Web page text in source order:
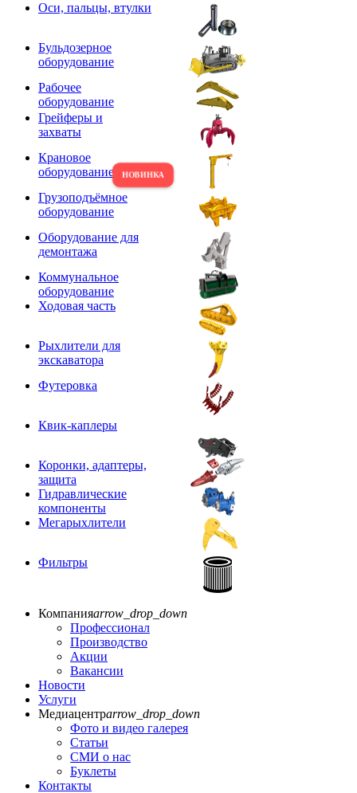
Оси, пальцы, втулки
Бульдозерное
оборудование
Рабочее
оборудование
Грейферы и
захваты
Крановое
оборудование
Грузоподъёмное
оборудование
Оборудование для
демонтажа
Коммунальное
оборудование
Ходовая часть
Рыхлители для
экскаватора
Футеровка
Квик-каплеры
Коронки, адаптеры,
защита
Гидравлические
компоненты
Мегарыхлители
Фильтры
Компанияarrow_drop_down
Профессионал
Производство
Акции
Вакансии
Новости
Услуги
Медиацентрarrow_drop_down
Фото и видео галерея
Статьи
СМИ о нас
Буклеты
Контакты